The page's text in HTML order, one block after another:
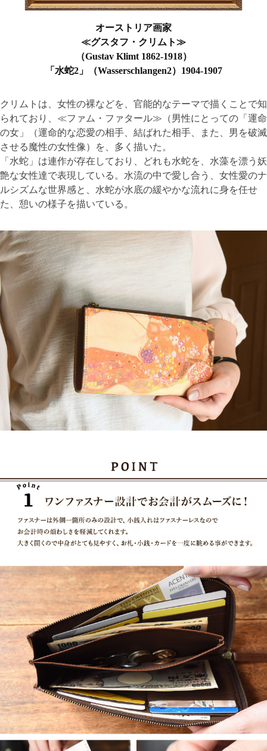
オーストリア画家
≪グスタフ・クリムト≫
（Gustav Klimt 1862-1918）
「水蛇2」（Wasserschlangen2）1904-1907
クリムトは、女性の裸などを、官能的なテーマで描くことで知
られており、≪ファム・ファタール≫（男性にとっての「運命
の女」（運命的な恋愛の相手、結ばれた相手、また、男を破滅
させる魔性の女性像）を、多く描いた。
「水蛇」は連作が存在しており、どれも水蛇を、水藻を漂う妖
艶な女性達で表現している。水流の中で愛し合う、女性愛のナ
ルシズムな世界感と、水蛇が水底の緩やかな流れに身を任せ
た、憩いの様子を描いている。